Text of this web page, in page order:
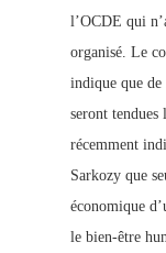
l’OCDE qui
organisé. Le
indique que de
seront
récemment
Sarkozy que
économique
le bien-être